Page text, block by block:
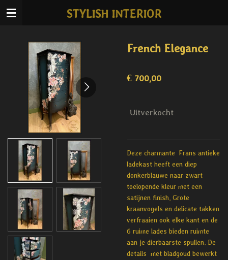
Ga
hoofdinhoud
STYLISH INTERIOR
French Elegance
€ 700,00
Uitverkocht
Deze charmante Frans antieke
ladekast heeft een diep
donkerblauwe naar zwart
toelopende kleur met een
satijnen finish. Grote
kraanvogels en delicate takken
verfraaien ook elke kant en de
6 ruime lades bieden ruimte
aan je dierbaarste spullen. De
details met bladgoud bewerkt